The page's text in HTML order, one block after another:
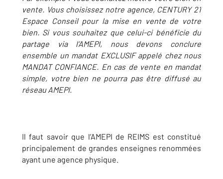
vente. Vous choisissez notre agence, CENTURY 21
Espace Conseil pour la mise en vente de votre
bien. Si vous souhaitez que celui-ci bénéficie du
partage via l’AMEPI, nous devons conclure
ensemble un mandat EXCLUSIF appelé chez nous
MANDAT CONFIANCE. En cas de vente en mandat
simple, votre bien ne pourra pas être diffusé au
réseau AMEPI.
Il faut savoir que l’AMEPI de REIMS est constitué
principalement de grandes enseignes renommées
ayant une agence physique.